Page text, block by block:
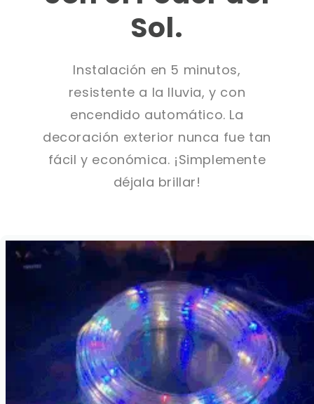
Sol.
Instalación en 5 minutos,
resistente a la lluvia, y con
encendido automático. La
decoración exterior nunca fue tan
fácil y económica. ¡Simplemente
déjala brillar!